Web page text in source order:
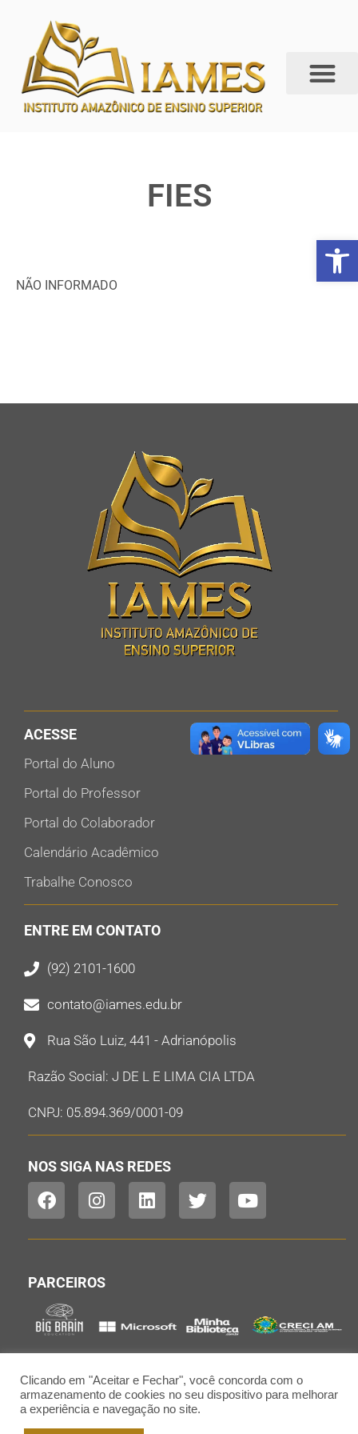
Abrir
FIES
NÃO INFORMADO
ACESSE
Portal do Aluno
Portal do Professor
Portal do Colaborador
Calendário Acadêmico
Trabalhe Conosco
ENTRE EM CONTATO
(92) 2101-1600
contato@iames.edu.br
Rua São Luiz, 441 - Adrianópolis
Razão Social: J DE L E LIMA CIA LTDA
CNPJ: 05.894.369/0001-09
NOS SIGA NAS REDES
PARCEIROS
Clicando em "Aceitar e Fechar", você concorda com o
armazenamento de cookies no seu dispositivo para melhorar
a experiência e navegação no site.